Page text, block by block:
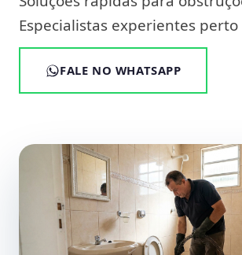
Especialistas experientes perto
FALE NO WHATSAPP